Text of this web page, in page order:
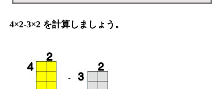
4×2-3×2 を計算しましょう。
-